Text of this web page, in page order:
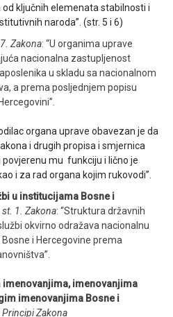
ključnih elemenata stabilnosti i
naroda”. (str. 5 i 6)
Zakona: “U organima uprave
nacionalna zastupljenost
u skladu sa nacionalnom
a prema posljednjem popisu
.
organa uprave obavezan je da
i drugih propisa i smjernica
mu funkciju i lično je
i za rad organa kojim rukovodi”.
u institucijama Bosne i
st. 1. Zakona: “Struktura državnih
okvirno odražava nacionalnu
i Hercegovine prema
imenovanjima
imenovanjima Bosne i
Principi Zakona